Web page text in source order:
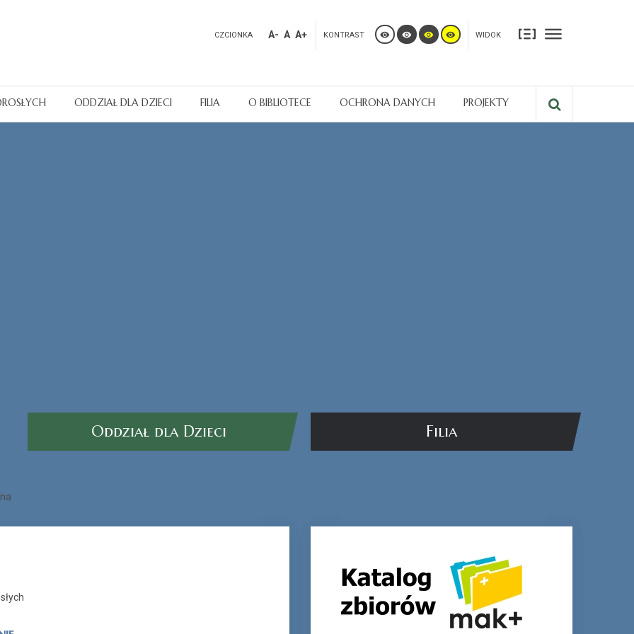
CZCIONKA A- A A+ KONTRAST WIDOK
ODDZIAŁ DLA DZIECI FILIA O BIBLIOTECE OCHRONA DANYCH PROJEKTY
Oddział dla Dzieci Filia